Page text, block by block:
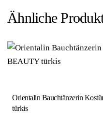
Ähnliche
Orientalin Bauchtänzerin
türkis